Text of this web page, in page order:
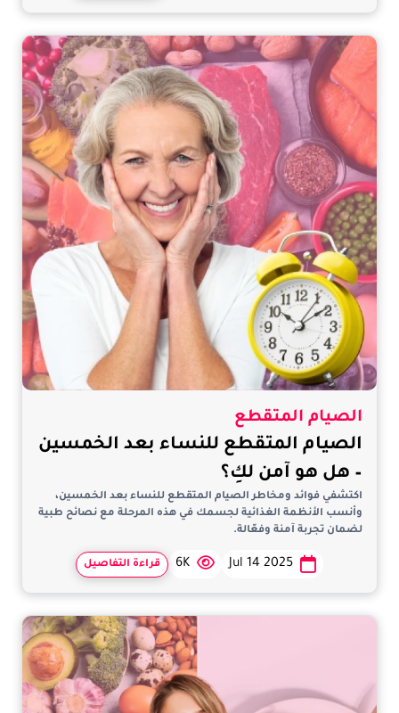
الصيام المتقطع
الصيام المتقطع للنساء بعد الخمسين
– هل هو آمن لكِ؟
اكتشفي فوائد ومخاطر الصيام المتقطع للنساء بعد الخمسين،
وأنسب الأنظمة الغذائية لجسمك في هذه المرحلة مع نصائح طبية
لضمان تجربة آمنة وفعّالة.
Jul 14 2025
6K قراءة التفاصيل